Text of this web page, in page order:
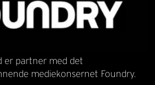
er partner med det
mediekonsernet Foundry.